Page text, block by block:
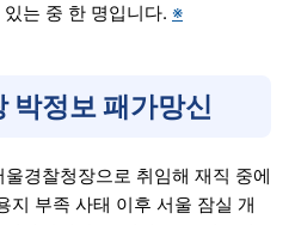
는 중 한 명입니다. ※
박정보 패가망신
경찰청장으로 취임해 재직 중에
지 부족 사태 이후 서울 잠실 개